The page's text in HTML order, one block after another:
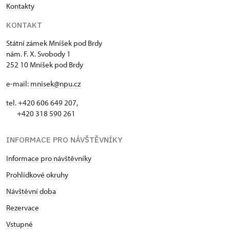
Kontakty
KONTAKT
Státní zámek Mníšek pod Brdy
nám. F. X. Svobody 1
252 10 Mníšek pod Brdy
e-mail: mnisek@npu.cz
tel.+420 606 649 207,
+420 318 590 261
INFORMACE PRO NÁVŠTĚVNÍKY
Informace pro návštěvníky
Prohlídkové okruhy
Návštěvní doba
Rezervace
Vstupné